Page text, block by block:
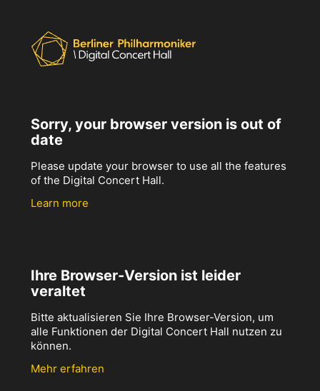
Sorry, your browser version is out of
date
Please update your browser to use all the features
of the Digital Concert Hall.
Learn more
Ihre Browser-Version ist leider
veraltet
Bitte aktualisieren Sie Ihre Browser-Version, um
alle Funktionen der Digital Concert Hall nutzen zu
können.
Mehr erfahren